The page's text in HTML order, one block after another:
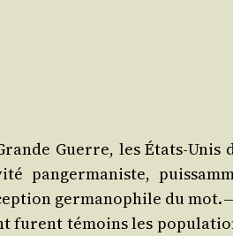
Guerre, les États-
pan­ger­ma­niste,
ger­ma­no­phile du
furent témoins les